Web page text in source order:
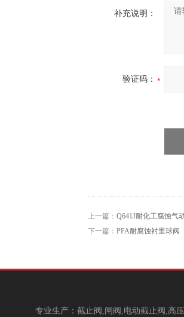
补充说明：
验证码：
上一篇： Q641J耐化工腐蚀气
下一篇： PFA耐腐蚀衬里球阀
专业生产：截止阀,闸阀,电动截止阀,高